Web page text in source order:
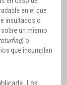
en el que
insultados o
un mismo
) o
que incumplan